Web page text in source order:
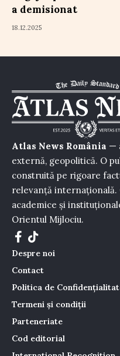
a demisionat
18.12.2025
Atlas News România —
externă, geopolitică. O
construită pe rigoare
relevanță
academice și
Orientul Mijlociu.
Despre noi
Contact
Politica de
Termeni și condiții
Parteneriate
Cod editorial